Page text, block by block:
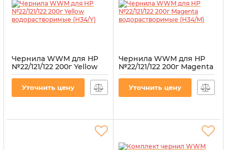
Чернила WWM для HP
№22/121/122 200г Yellow
водорастворимые
Уточнить цену
Чернила WWM для HP
№22/121/122 200г Magenta
водорастворимые
Уточнить цену